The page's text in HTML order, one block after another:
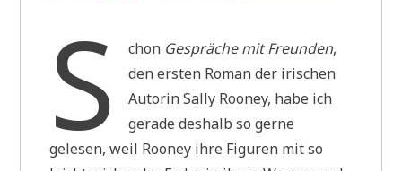
S chon Gespräche mit Freunden,
den ersten Roman der irischen
Autorin Sally Rooney, habe ich
gerade deshalb so gerne
gelesen, weil Rooney ihre Figuren mit so